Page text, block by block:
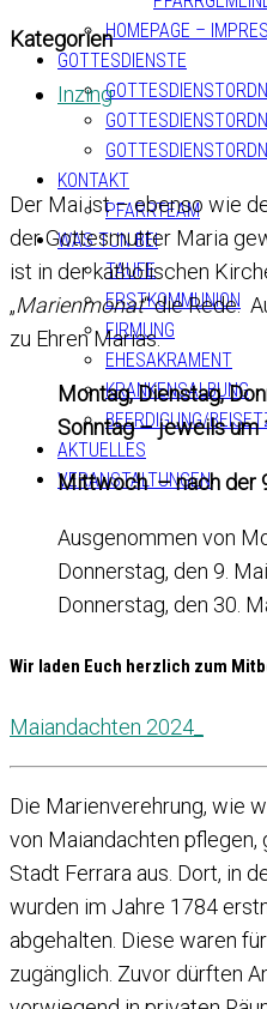
HOMEPAGE –
GOTTESDIENSTE
KONTAKT
PFARRTEAM
WAS TUN BEI
TAUFE
ERSTKOMMUNION
FIRMUNG
EHESAKRAMENT
KRANKENSALBUNG
BEERDIGUNG/
AKTUELLES
VERANSTALTUNGEN
Kategorien
Inzing
Der Mai ist – ebenso wie
der Gottesmutter Maria
ist in der katholischen
„Marienmonat“ die Rede.
zu Ehren Marias.
Montag, Dienstag,
Sonntag – jeweils um
Mittwoch – nach der
Ausgenommen von
Donnerstag, den 9.
Donnerstag, den 30.
Wir laden Euch herzlich zum
Maiandachten 2024_
Die Marienverehrung, wie
von Maiandachten
Stadt Ferrara aus. Dort, in
wurden im Jahre 1784
abgehalten. Diese waren
zugänglich. Zuvor dürften